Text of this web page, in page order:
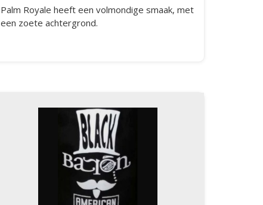
Palm Royale heeft een volmondige smaak, met
een zoete achtergrond.